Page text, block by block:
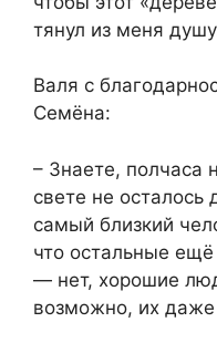
тянул из меня
Валя с
Семёна:
– Знаете, полчаса
свете не
самый близкий
что остальные
— нет, хорошие
возможно, их